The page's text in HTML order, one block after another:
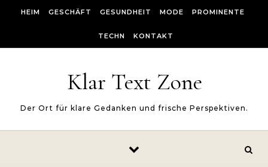
HEIM GESCHÄFT GESUNDHEIT MODE PROMINENTE
TECHN KONTAKT
Klar Text Zone
Der Ort für klare Gedanken und frische Perspektiven.